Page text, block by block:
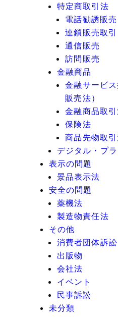
特定商取引法
電話勧誘販売
連鎖販売取引
通信販売
訪問販売
金融商品
金融サービ
販売法）
金融商品取
保険法
商品先物取
デジタル・プ
表示の問題
景品表示法
安全の問題
薬機法
製造物責任法
その他
消費者団体訴訟
出版物
会社法
イベント
民事訴訟
未分類